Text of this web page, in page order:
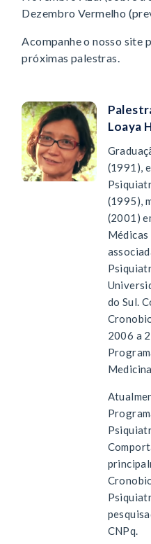
Dezembro Vermelho
Acompanhe o nosso site
próximas palestras.
Loaya
(1991),
(1995),
(2001)
Médicas
do Sul.
2006 a
CNPq.